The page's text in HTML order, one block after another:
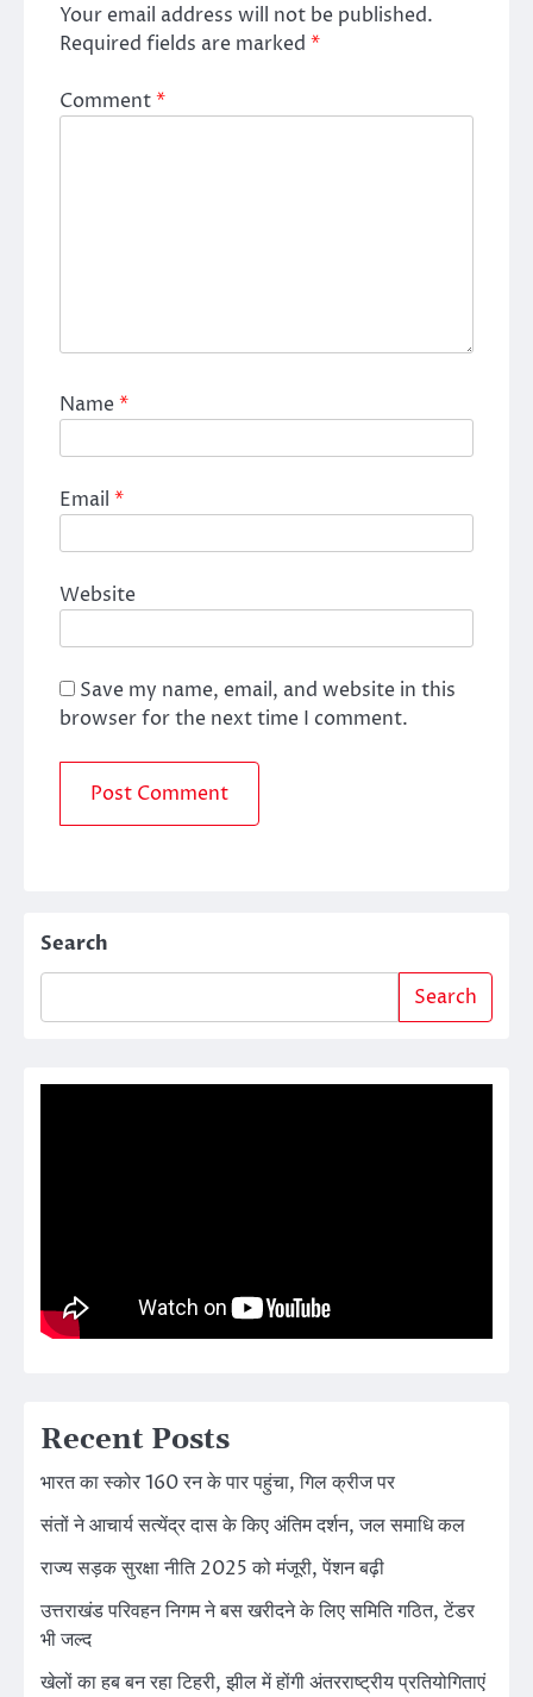
Your email address will not be published.
Required fields are marked *
Comment*
Name*
Email *
Website
Save my name, email, and website in this
browser for the next time I comment.
Search
Search
Recent Posts
भारत का स्कोर 160 रन के पार पहुंचा, गिल क्रीज पर
संतों ने आचार्य सत्येंद्र दास के किए अंतिम दर्शन, जल समाधि कल
राज्य सड़क सुरक्षा नीति 2025 को मंजूरी, पेंशन बढ़ी
उत्तराखंड परिवहन निगम ने बस खरीदने के लिए समिति गठित, टेंडर
भी जल्द
खेलों का हब बन रहा टिहरी, झील में होंगी अंतरराष्ट्रीय प्रतियोगिताएं